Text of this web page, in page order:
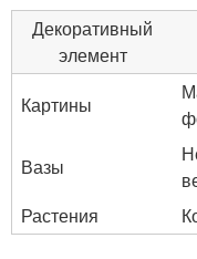
Декоративный
элемент
Картины
Вазы
Растения